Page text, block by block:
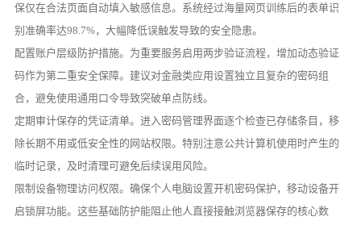
保仅在合法页面自动填入敏感信息。系统经过海量网页训练后的表单识
别准确率达98.7%，大幅降低误触发导致的安全隐患。
配置账户层级防护措施。为重要服务启用两步验证流程，增加动态验证
码作为第二重安全保障。建议对金融类应用设置独立且复杂的密码组
合，避免使用通用口令导致突破单点防线。
定期审计保存的凭证清单。进入密码管理界面逐个检查已存储条目，移
除长期不用或低安全性的网站权限。特别注意公共计算机使用时产生的
临时记录，及时清理可避免后续误用风险。
限制设备物理访问权限。确保个人电脑设置开机密码保护，移动设备开
启锁屏功能。这些基础防护能阻止他人直接接触浏览器保存的核心数